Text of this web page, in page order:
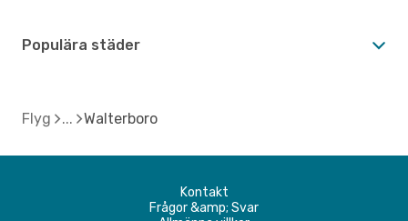
Populära städer
Flyg Walterboro
Kontakt
Frågor &amp; Svar